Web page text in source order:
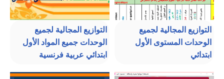
التوازيع المجالية لجميع
الوحدات المستوى الأول
ابتدائي
التوازيع المجالية لجميع
الوحدات جميع المواد الأول
ابتدائي عربية فرنسية